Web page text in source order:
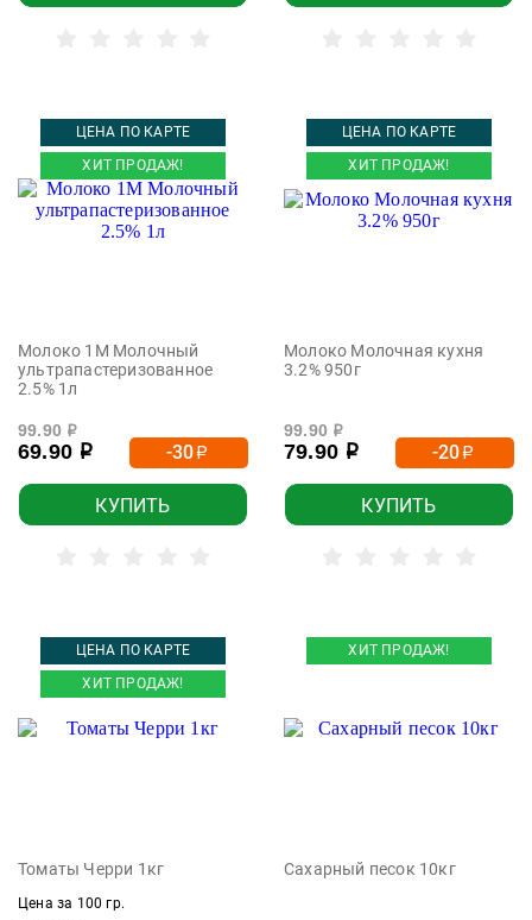
ЦЕНА ПО КАРТЕ
ХИТ ПРОДАЖ!
Молоко 1М Молочный
ультрапастеризованное
2.5% 1л
99.90 р
69.90 р -30р
КУПИТЬ
ЦЕНА ПО КАРТЕ
ХИТ ПРОДАЖ!
Молоко Молочная кухня
3.2% 950г
99.90 р
79.90 р -20р
КУПИТЬ
ЦЕНА ПО КАРТЕ
ХИТ ПРОДАЖ!
Томаты Черри 1кг
Цена за 100 гр.
ХИТ ПРОДАЖ!
Сахарный песок 10кг